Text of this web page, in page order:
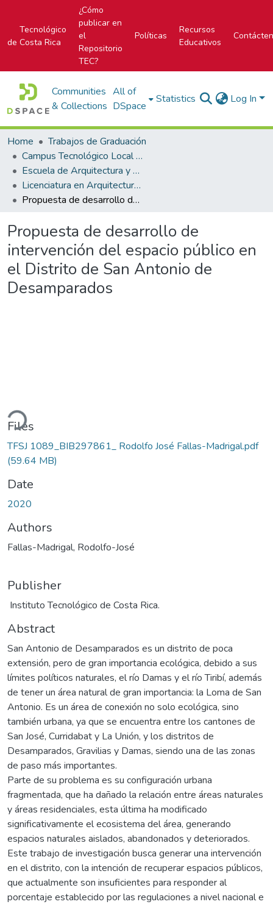
Tecnológico
de Costa Rica
¿Cómo
publicar en
el
Repositorio
TEC?
Políticas
Recursos
Educativos
Communities
& Collections
All of
DSpace
Statistics Log In
Home
Trabajos de Graduación
Campus Tecnológico Local San José
Escuela de Arquitectura y Urbanismo
Licenciatura en Arquitectura y Urbanismo
Propuesta de desarrollo de intervención del espacio público en el Distrito de San Antonio de Desamparados
Propuesta de desarrollo de
intervención del espacio público en
el Distrito de San Antonio de
Desamparados
Loading...
Files
TFSJ 1089_BIB297861_ Rodolfo José Fallas-Madrigal.pdf
(59.64 MB)
Date
2020
Authors
Fallas-Madrigal, Rodolfo-José
Publisher
Instituto Tecnológico de Costa Rica.
Abstract
San Antonio de Desamparados es un distrito de poca
extensión, pero de gran importancia ecológica, debido a sus
límites políticos naturales, el río Damas y el río Tiribí, además
de tener un área natural de gran importancia: la Loma de San
Antonio. Es un área de conexión no solo ecológica, sino
también urbana, ya que se encuentra entre los cantones de
San José, Curridabat y La Unión, y los distritos de
Desamparados, Gravilias y Damas, siendo una de las zonas
de paso más importantes.
Parte de su problema es su configuración urbana
fragmentada, que ha dañado la relación entre áreas naturales
y áreas residenciales, esta última ha modificado
significativamente el ecosistema del área, generando
espacios naturales aislados, abandonados y deteriorados.
Este trabajo de investigación busca generar una intervención
en el distrito, con la intención de recuperar espacios públicos,
que actualmente son insuficientes para responder al
porcentaje establecido por las regulaciones a nivel nacional e